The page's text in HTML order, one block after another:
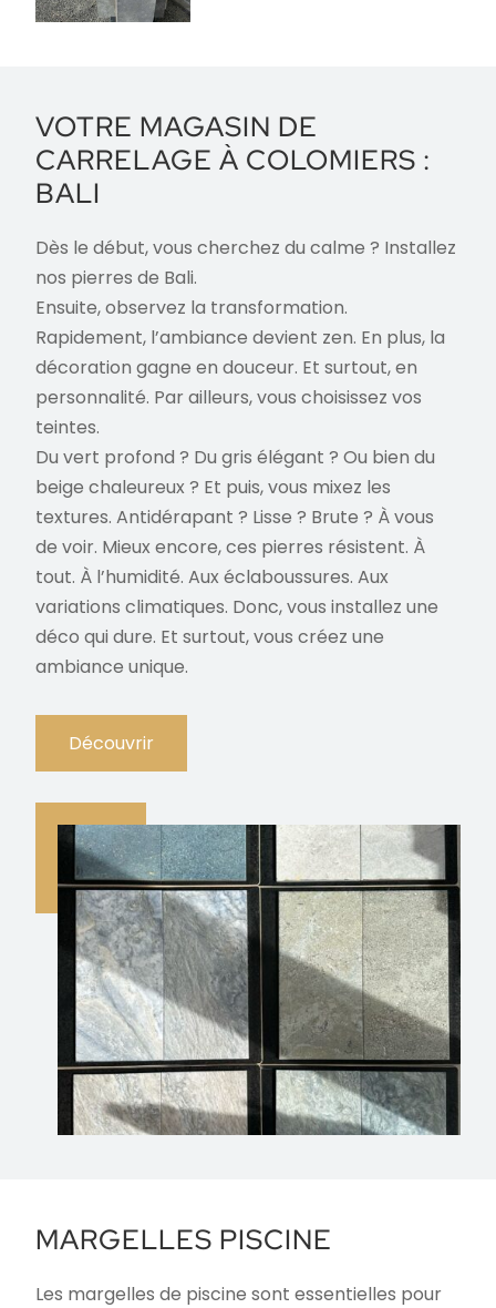
VOTRE MAGASIN DE
CARRELAGE À COLOMIERS :
BALI
Dès le début, vous cherchez du calme ? Installez
nos pierres de Bali.
Ensuite, observez la transformation.
Rapidement, l’ambiance devient zen. En plus, la
décoration gagne en douceur. Et surtout, en
personnalité. Par ailleurs, vous choisissez vos
teintes.
Du vert profond ? Du gris élégant ? Ou bien du
beige chaleureux ? Et puis, vous mixez les
textures. Antidérapant ? Lisse ? Brute ? À vous
de voir. Mieux encore, ces pierres résistent. À
tout. À l’humidité. Aux éclaboussures. Aux
variations climatiques. Donc, vous installez une
déco qui dure. Et surtout, vous créez une
ambiance unique.
Découvrir
MARGELLES PISCINE
Les margelles de piscine sont essentielles pour